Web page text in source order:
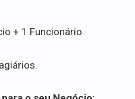
+ 1 Funcionário.